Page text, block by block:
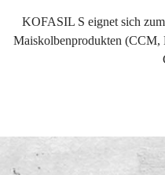
KOFASIL S eignet sich
Maiskolbenprodukten (CCM,